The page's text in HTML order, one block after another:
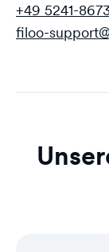
+49 5241-
filoo-